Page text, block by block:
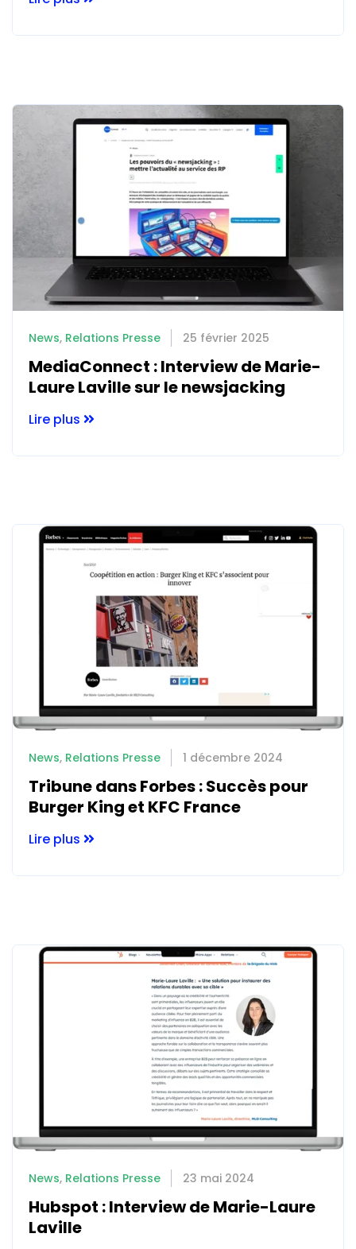
News, Relations Presse 25 février 2025
MediaConnect : Interview de Marie-
Laure Laville sur le newsjacking
Lire plus
News, Relations Presse 1 décembre 2024
Tribune dans Forbes : Succès pour
Burger King et KFC France
Lire plus
News, Relations Presse 23 mai 2024
Hubspot : Interview de Marie-Laure
Laville